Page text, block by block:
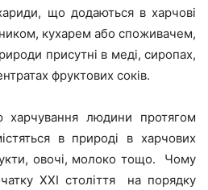
що додаються в харчові
кухарем або споживачем,
присутні в меді, сиропах,
фруктових соків.
людини протягом
в природі в харчових
овочі, молоко тощо. Чому
XXI століття на порядку